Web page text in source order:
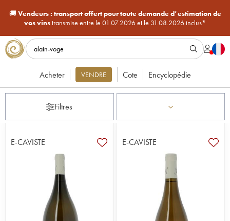
🚚Vendeurs : transport offert pour toute demande d’estimation de
vos vinstransmise entre le 01.07.2026 et le 31.08.2026 inclus*
Acheter VENDRE Cote Encyclopédie
Filtres
E-CAVISTE E-CAVISTE